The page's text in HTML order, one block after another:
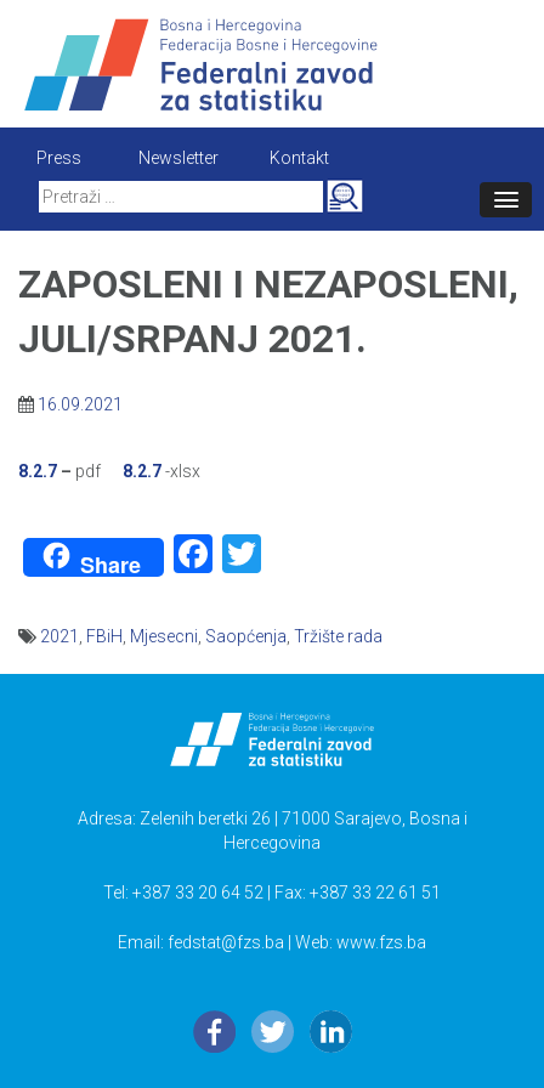
content
Press Newsletter
Kontakt
Search
for:
ZAPOSLENI I NEZAPOSLENI,
JULI/SRPANJ 2021.
16.09.2021
8.2.7 – pdf 8.2.7-xlsx
Share Facebook
2021 FBiH Mjesecni Saopćenja Tržište rada
Adresa: Zelenih beretki 26 | 71000 Sarajevo, Bosna i
Hercegovina
Tel: +387 33 20 64 52 | Fax: +387 33 22 61 51
Email: fedstat@fzs.ba | Web: www.fzs.ba